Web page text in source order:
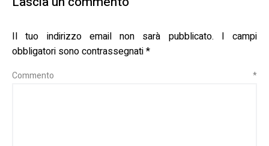
Il tuo indirizzo email non sarà pubblicato.
I campi
obbligatori sono contrassegnati*
Commento *